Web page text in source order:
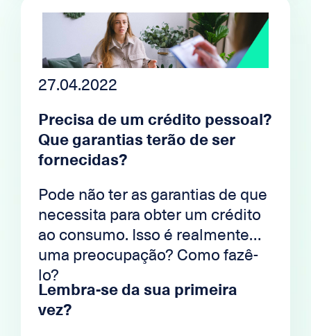
27.04.2022
Precisa de um crédito pessoal?
Que garantias terão de ser
fornecidas?
Pode não ter as garantias de que
necessita para obter um crédito
ao consumo. Isso é realmente
uma preocupação? Como fazê-
lo?
Lembra-se da sua primeira
vez?